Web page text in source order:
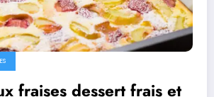
fraises dessert frais et